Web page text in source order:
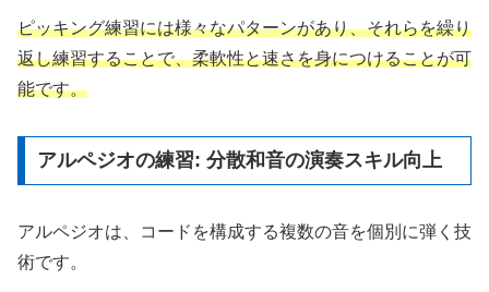
ピッキング練習には様々なパターンがあり、それらを繰り
返し練習することで、柔軟性と速さを身につけることが可
能です。
アルペジオの練習: 分散和音の演奏スキル向上
アルペジオは、コードを構成する複数の音を個別に弾く技
術です。